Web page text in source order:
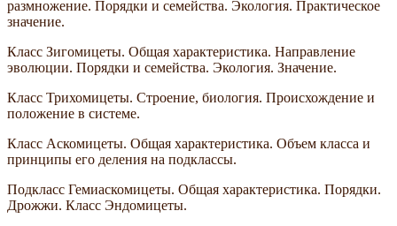
размножение. Порядки и семейства. Экология. Практическое
значение.
Класс Зигомицеты. Общая характеристика. Направление
эволюции. Порядки и семейства. Экология. Значение.
Класс Трихомицеты. Строение, биология. Происхождение и
положение в системе.
Класс Аскомицеты. Общая характеристика. Объем класса и
принципы его деления на подклассы.
Подкласс Гемиаскомицеты. Общая характеристика. Порядки.
Дрожжи. Класс Эндомицеты.